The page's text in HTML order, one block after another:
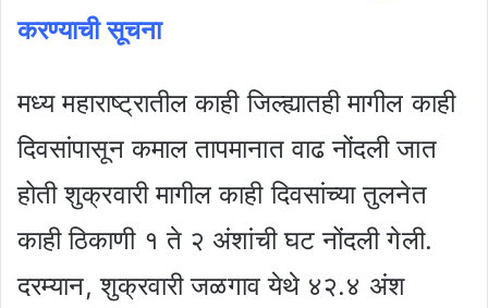
करण्याची सूचना
मध्य महाराष्ट्रातील काही जिल्ह्यातही मागील काही
दिवसांपासून कमाल तापमानात वाढ नोंदली जात
होती शुक्रवारी मागील काही दिवसांच्या तुलनेत
काही ठिकाणी १ ते २ अंशांची घट नोंदली गेली.
दरम्यान, शुक्रवारी जळगाव येथे ४२.४ अंश